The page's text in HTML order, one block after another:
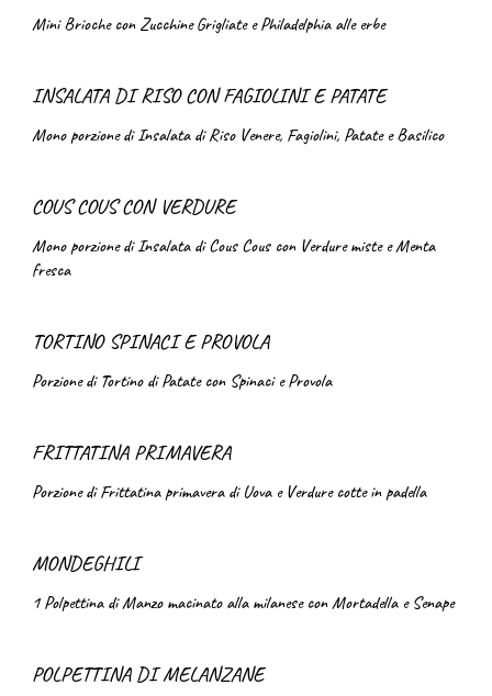
Mini Brioche con Zucchine Grigliate e Philadelphia alle erbe
INSALATA DI RISO CON FAGIOLINI E PATATE
Mono porzione di Insalata di Riso Venere, Fagiolini, Patate e Basilico
COUS COUS CON VERDURE
Mono porzione di Insalata di Cous Cous con Verdure miste e Menta
fresca
TORTINO SPINACI E PROVOLA
Porzione di Tortino di Patate con Spinaci e Provola
FRITTATINA PRIMAVERA
Porzione di Frittatina primavera di Uova e Verdure cotte in padella
MONDEGHILI
1 Polpettina di Manzo macinato alla milanese con Mortadella e Senape
POLPETTINA DI MELANZANE